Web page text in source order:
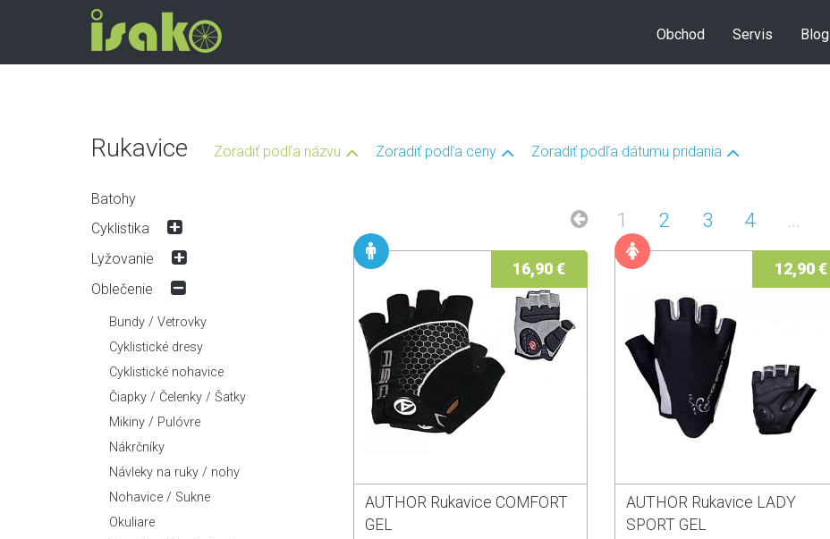
Obchod Servis Blog
Rukavice Zoradiť podľa názvu Zoradiť podľa ceny Zoradiť podľa dátumu pridania
Batohy
Cyklistika
Bicykle
Detské / BMX
Elektro
Gravel
Krosové / Trekingové
Mestské / Skladacie
Špeciálne
Diely
Brzdy
Hlavové zloženia
Kazety
Kľuky / Prevodníky
Kolesá / Ráfiky
Náboje
Predstavce
Prehadzovačky
Prešmykovače
Blatníky
Cyklopočítače
Fľaše / Košíky
Mazanie / Čistenie
Náradie / Lepenie
Nosiče
Ostatné
Osvetlenie
Prilby
Lyžovanie
Palice
Stúpacie pásy
Viazania
Oblečenie
Bundy / Vetrovky
Cyklistické dresy
Cyklistické nohavice
Čiapky / Čelenky / Šatky
Mikiny / Pulóvre
Nákrčníky
Návleky na ruky / nohy
Nohavice / Sukne
Okuliare
1 2 3 4 ...
16,90 €
AUTHOR Rukavice COMFORT
GEL
12,90 €
AUTHOR Rukavice LADY
SPORT GEL